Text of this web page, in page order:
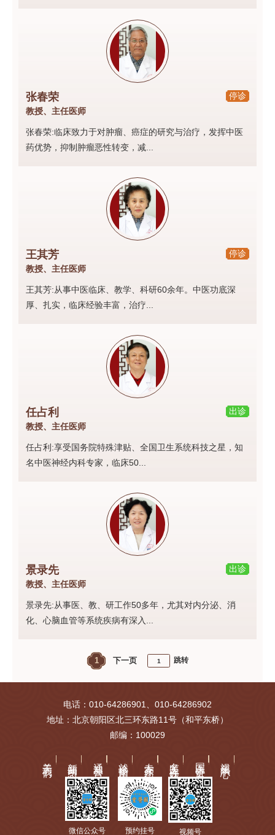
停诊
张春荣
教授、主任医师
张春荣:临床致力于对肿瘤、癌症的研究与治疗，发挥中医
药优势，抑制肿瘤恶性转变，减...
停诊
王其芳
教授、主任医师
王其芳:从事中医临床、教学、科研60余年。中医功底深
厚、扎实，临床经验丰富，治疗...
出诊
任占利
教授、主任医师
任占利:享受国务院特殊津贴、全国卫生系统科技之星，知
名中医神经内科专家，临床50...
出诊
景录先
教授、主任医师
景录先:从事医、教、研工作50多年，尤其对内分泌、消
化、心脑血管等系统疾病有深入...
1 下一页 跳转
电话：010-64286901、010-64286902
地址：北京朝阳区北三环东路11号（和平东桥）
邮编：100029
微信公众号 预约挂号 视频号